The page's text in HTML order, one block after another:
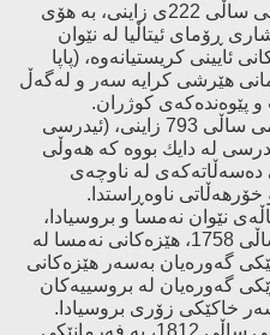
- ڕۆژی 14ی تشرینی یەكەمی ساڵی 222ی زاینی، بە هۆی
ڕۆمای ئیتاڵیا لە نێوان
ئایینی كریستیانەوە، (پاپا
هێرشی كرایە سەر ‌و لەگەڵ
پێوەندەكەی كوژران.
- ڕۆژی 14ی تشرینی یەكەمی ساڵی 793 زاینی، (ئیدرسی
لە دایك بووە كە هەوڵی
دەسەڵاتەكەی لە ناوچەی
ناوەڕاستدا.
نێوان نەمسا ‌و بروسیادا،
ڕۆژی 14ی تشرینی یەكەمی ساڵی 1758، هێزەكانی نەمسا لە
گەورەیان بەسەر هێزەكانی
گەورەیان لە بروسییەكان
خاكێكی زۆری بروسیادا.